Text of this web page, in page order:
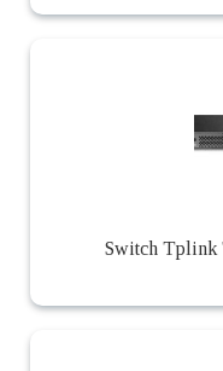
Switch Tplink